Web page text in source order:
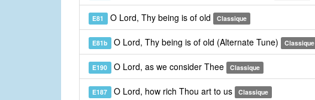
E81 O Lord, Thy being is of old Classique
E81b O Lord, Thy being is of old (Alternate Tune) Classique
E190 O Lord, as we consider Thee Classique
E187 O Lord, how rich Thou art to us Classique